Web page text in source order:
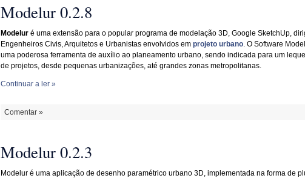
Modelur 0.2.8
Modeluré uma extensão para o popular programa de modelação 3D, Google SketchUp,
Engenheiros Civis, Arquitetos e Urbanistas envolvidos em projeto urbano. O Software
uma poderosa ferramenta de auxílio ao planeamento urbano, sendo indicada para um
de projetos, desde pequenas urbanizações, até grandes zonas metropolitanas.
Continuar a ler »
Comentar »
Modelur 0.2.3
Modelur é uma aplicação de desenho paramétrico urbano 3D, implementada na forma de